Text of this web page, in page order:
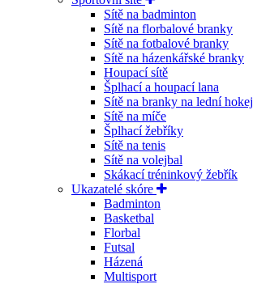
Sítě na badminton
Sítě na florbalové branky
Sítě na fotbalové branky
Sítě na házenkářské branky
Houpací sítě
Šplhací a houpací lana
Sítě na branky na lední hokej
Sítě na míče
Šplhací žebříky
Sítě na tenis
Sítě na volejbal
Skákací tréninkový žebřík
Ukazatelé skóre
Badminton
Basketbal
Florbal
Futsal
Házená
Multisport